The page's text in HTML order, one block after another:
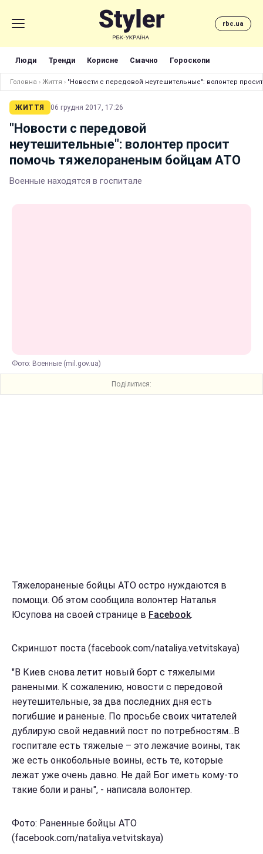
rbc.ua
Люди Тренди Корисне Смачно Гороскопи
Головна › Життя › "Новости с передовой неутешительные": волонтер
ЖИТТЯ 06 грудня 2017, 17:26
"Новости с передовой
неутешительные": волонтер просит
помочь тяжелораненым бойцам АТО
Военные находятся в госпитале
Фото: Военные (mil.gov.ua)
Поділитися:
Тяжелораненые бойцы АТО остро нуждаются в
помощи. Об этом сообщила волонтер Наталья
Юсупова на своей странице в Facebook.
Скриншот поста (facebook.com/nataliya.vetvitskaya)
"В Киев снова летит новый борт с тяжелыми
ранеными. К сожалению, новости с передовой
неутешительные, за два последних дня есть
погибшие и раненые. По просьбе своих читателей
дублирую свой недавний пост по потребностям...В
госпитале есть тяжелые – это лежачие воины, так
же есть онкобольные воины, есть те, которые
лежат уже очень давно. Не дай Бог иметь кому-то
такие боли и раны", - написала волонтер.
Фото: Раненные бойцы АТО
(facebook.com/nataliya.vetvitskaya)